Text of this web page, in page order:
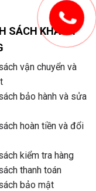
SÁCH KHÁCH
vận chuyển và
bảo hành và sửa
hoàn tiền và đổi
kiểm tra hàng
thanh toán
bảo mật